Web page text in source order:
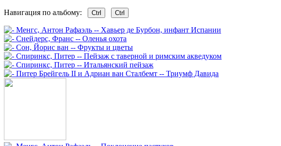
Навигация по альбому: Ctrl Ctrl